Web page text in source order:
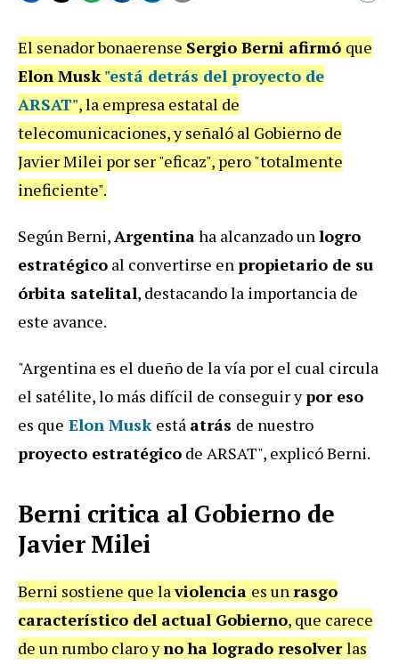
El senador bonaerense Sergio Berni afirmó que
Elon Musk"está detrás del proyecto de
ARSAT", la empresa estatal de
telecomunicaciones, y señaló al Gobierno de
Javier Milei por ser "eficaz", pero "totalmente
ineficiente".
Según Berni,Argentinaha alcanzado unlogro
estratégico al convertirse enpropietario de su
órbita satelital, destacando la importancia de
este avance.
"Argentina es el dueño de la vía por el cual circula
el satélite, lo más difícil de conseguir ypor eso
es que Elon Musk está atrás de nuestro
proyecto estratégico de ARSAT", explicó Berni.
Berni critica al Gobierno de
Javier Milei
Berni sostiene que laviolencia es unrasgo
característico del actual Gobierno, que carece
de un rumbo claro ynoha logrado resolverlas